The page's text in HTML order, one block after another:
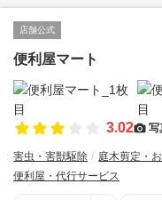
店舗公式
便利屋マート
3.02 写
害虫・害獣駆除 庭木剪定・
便利屋・代行サービス